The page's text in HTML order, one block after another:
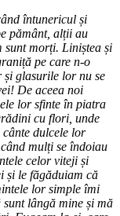
întunericul și
pământ, alții au
morți. Liniștea și
pe care n-o
glasurile lor nu se
De aceea noi
lor sfinte în piatra
cu flori, unde
cânte dulcele lor
mulți se îndoiau
celor viteji și
și le făgăduiam că
lor simple îmi
lângă mine și mă